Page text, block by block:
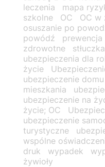
leczenia
mapa
szkolne
OC
OC w
osuszanie po
powódź
prewencja
zdrowotne
stłuczka
ubezpieczenia dla
życie
ubezpieczenie domu
mieszkania
ubezpieczenie na
życie; OC
ubezpieczenie
turystyczne
wspólne
druk
wypadek
żywioły